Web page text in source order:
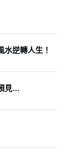
水逆轉人生！
見…